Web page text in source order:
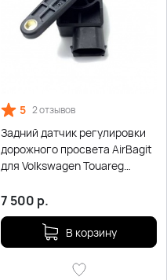
5 2 отзывов
Задний датчик регулировки
дорожного просвета AirBagit
для Volkswagen Touareg
7 500 р.
В корзину